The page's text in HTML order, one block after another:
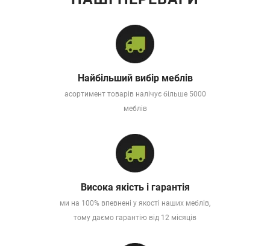
Найбільший вибір меблів
асортимент товарів налічує більше 5000
меблів
Висока якість і гарантія
ми на 100% впевнені у якості наших меблів,
тому даємо гарантію від 12 місяців